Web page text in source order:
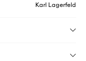
Karl Lagerfeld